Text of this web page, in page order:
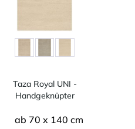
Taza Royal UNI -
Handgeknüpter
ab 70 x 140 cm